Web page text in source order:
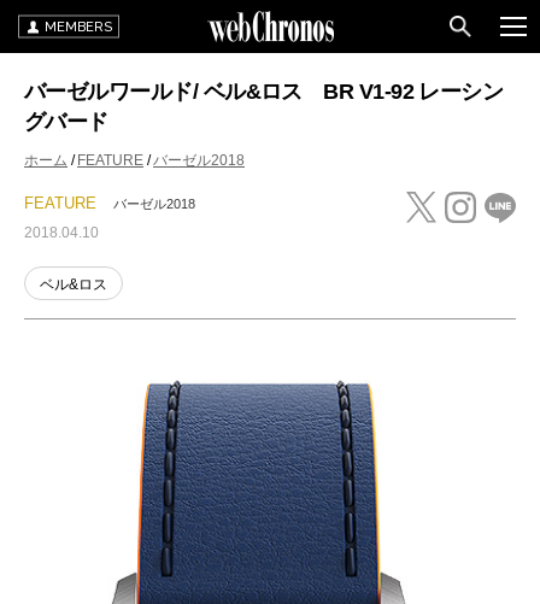
MEMBERS
バーゼルワールド/ ベル&ロス BR V1-92 レーシン
グバード
ホーム FEATURE バーゼル2018
FEATURE バーゼル2018
2018.04.10
ベル&ロス